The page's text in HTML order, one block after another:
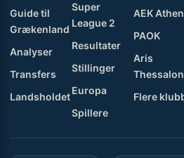
Guide til
Grækenland
Analyser
Transfers
Landsholdet
Super
League 2
Resultater
Stillinger
Europa
Spillere
AEK Athen
PAOK
Aris
Flere